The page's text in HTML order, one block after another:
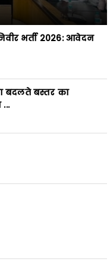
भर्ती 2026: आवेदन
बदलते बस्तर का